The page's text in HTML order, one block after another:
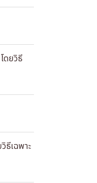
ดยวิธี
ธีเฉพาะ